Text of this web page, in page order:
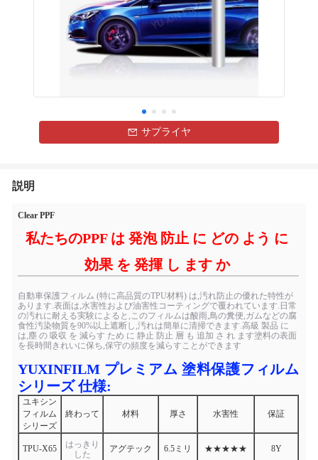
サプライヤ
説明
Clear PPF
私たちのPPF は 発泡 防止 に どの よう に
効果 を 発揮 し ます か
自動車保護フィルム (特に高品質のTPU材料) は,汚れ防止の優れた特性が
あります.表面は,水害性および油害性コーティングで覆われています.日常
の汚れに耐える実験によると,このフィルムは酸雨,鳥の糞便,ガムなどの腐
食性汚染物質を90%以上遮断し,汚れは簡単に清掃できます.高級 製品 に
は,塵 の 吸収 を 減らす ため に 静止 防止 層 も 追加 さ れ ます塗料の表面
を長時間きれいに保ち,保守の頻度を減らすことができます
YUXINFILM プレミアム 塗料保護フィルム
シリーズ 仕様:
ユキシン
フィルム
シリーズ
終わって 材料 厚さ 水害性 保証
TPU-X65
はっきり
した
アグテック 6.5ミリ ★★★★★ 8Y